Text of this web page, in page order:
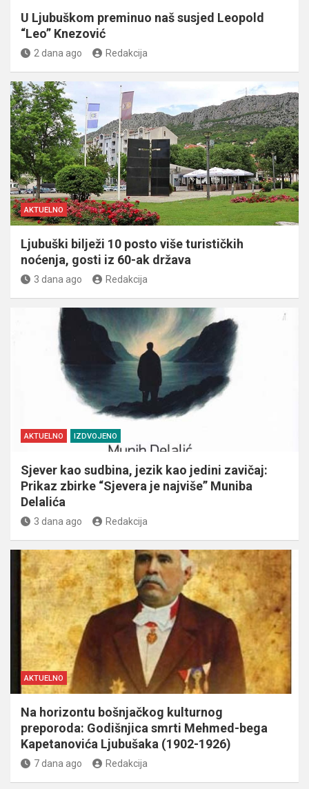
U Ljubuškom preminuo naš susjed Leopold
“Leo” Knezović
2 dana ago Redakcija
AKTUELNO
Ljubuški bilježi 10 posto više turističkih
noćenja, gosti iz 60-ak država
3 dana ago Redakcija
AKTUELNO IZDVOJENO
Sjever kao sudbina, jezik kao jedini zavičaj:
Prikaz zbirke “Sjevera je najviše” Muniba
Delalića
3 dana ago Redakcija
AKTUELNO
Na horizontu bošnjačkog kulturnog
preporoda: Godišnjica smrti Mehmed-bega
Kapetanovića Ljubušaka (1902-1926)
7 dana ago Redakcija